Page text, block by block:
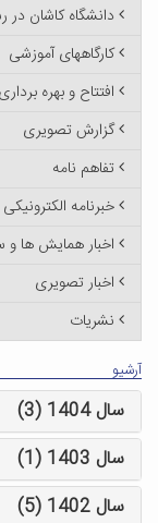
دانشگاه کاشان در
کارگاههای آموزشی
افتتاح و بهره
گزارش تصویری
تفاهم نامه
خبرنامه الکترونیکی
اخبار همایش ها و
اخبار تصویری
نشریات
آرشیو
سال 1404 (3)
سال 1403 (1)
سال 1402 (5)